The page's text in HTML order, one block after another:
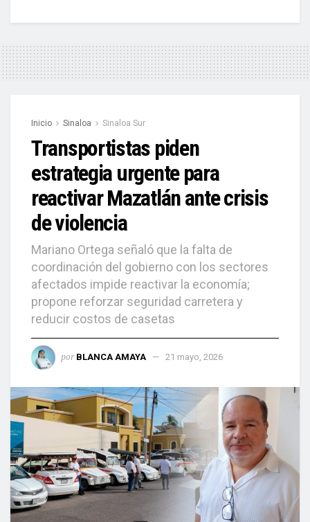
Inicio Sinaloa Sinaloa Sur
Transportistas piden
estrategia urgente para
reactivar Mazatlán ante crisis
de violencia
Mariano Ortega señaló que la falta de
coordinación del gobierno con los sectores
afectados impide reactivar la economía;
propone reforzar seguridad carretera y
reducir costos de casetas
por BLANCA AMAYA 21 mayo, 2026